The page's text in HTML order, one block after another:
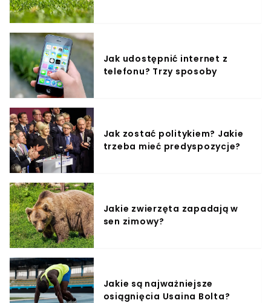
Jak udostępnić internet z
telefonu? Trzy sposoby
Jak zostać politykiem? Jakie
trzeba mieć predyspozycje?
Jakie zwierzęta zapadają w
sen zimowy?
Jakie są najważniejsze
osiągnięcia Usaina Bolta?